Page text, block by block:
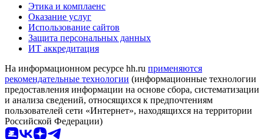
Этика и комплаенс
Оказание услуг
Использование сайтов
Защита персональных данных
ИТ аккредитация
На информационном ресурсе hh.ru применяются
рекомендательные технологии (информационные технологии
предоставления информации на основе сбора, систематизации
и анализа сведений, относящихся к предпочтениям
пользователей сети «Интернет», находящихся на территории
Российской Федерации)